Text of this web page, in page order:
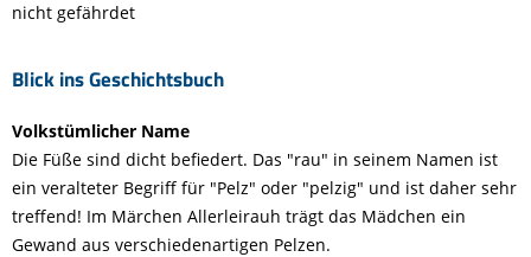
nicht gefährdet
Blick ins Geschichtsbuch
Volkstümlicher Name
Die Füße sind dicht befiedert. Das "rau" in seinem Namen ist
ein veralteter Begriff für "Pelz" oder "pelzig" und ist daher sehr
treffend! Im Märchen Allerleirauh trägt das Mädchen ein
Gewand aus verschiedenartigen Pelzen.